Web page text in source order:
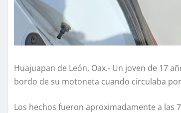
Huajuapan de León, Oax.- Un joven de 17
bordo de su motoneta cuando circulaba
Los hechos fueron aproximadamente a las